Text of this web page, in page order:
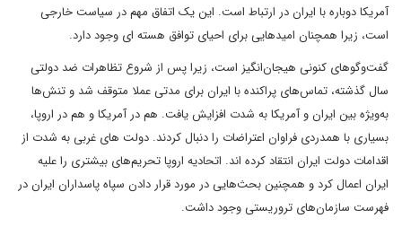
آمریکا دوباره با ایران در ارتباط است. این یک اتفاق مهم در سیاست خارجی
است، زیرا همچنان امیدهایی برای احیای توافق هسته ای وجود دارد.
گفت‌وگوهای کنونی هیجان‌انگیز است، زیرا پس از شروع تظاهرات ضد دولتی
سال گذشته، تماس‌های پراکنده با ایران برای مدتی عملا متوقف شد و تنش‌ها
به‌ویژه بین ایران و آمریکا به شدت افزایش یافت. هم در آمریکا و هم در اروپا،
بسیاری با همدردی فراوان اعتراضات را دنبال کردند. دولت های غربی به شدت از
اقدامات دولت ایران انتقاد کرده اند. اتحادیه اروپا تحریم‌های بیشتری را علیه
ایران اعمال کرد و همچنین بحث‌هایی در مورد قرار دادن سپاه پاسداران ایران در
فهرست سازمان‌های تروریستی وجود داشت.